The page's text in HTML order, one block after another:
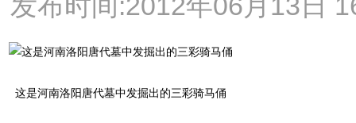
这是河南洛阳唐代墓中发掘出的三彩骑马俑